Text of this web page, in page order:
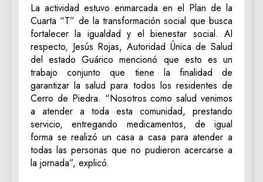
La actividad estuvo enmarcada en el Plan de la
Cuarta “T” de la transformación social que busca
fortalecer la igualdad y el bienestar social. Al
respecto, Jesús Rojas, Autoridad Única de Salud
del estado Guárico mencionó que esto es un
trabajo conjunto que tiene la finalidad de
garantizar la salud para todos los residentes de
Cerro de Piedra. “Nosotros como salud venimos
a atender a toda esta comunidad, prestando
servicio, entregando medicamentos, de igual
forma se realizó un casa a casa para atender a
todas las personas que no pudieron acercarse a
la jornada”, explicó.